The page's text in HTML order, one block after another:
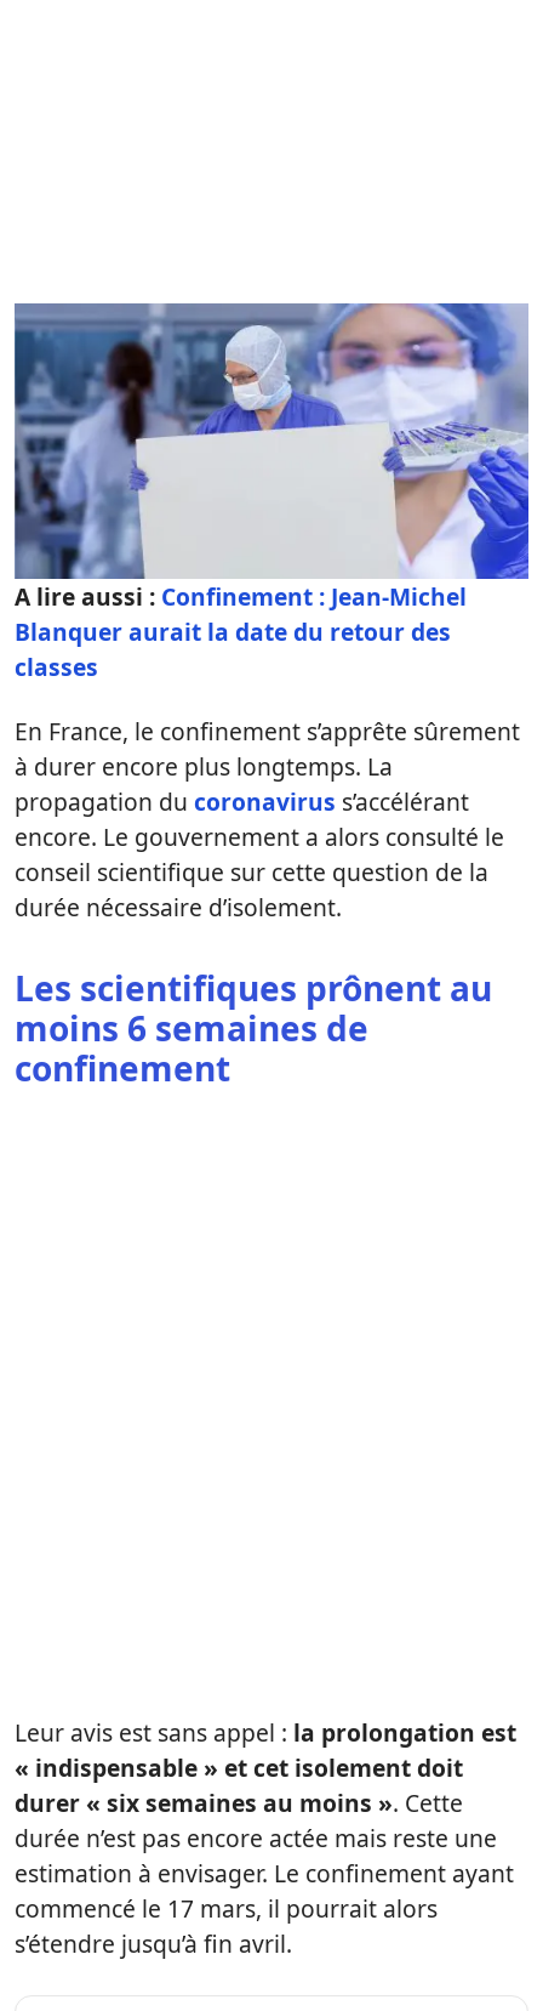
A lire aussi : Confinement : Jean-Michel
Blanquer aurait la date du retour des
classes
En France, le confinement s’apprête sûrement
à durer encore plus longtemps. La
propagation du coronavirus s’accélérant
encore. Le gouvernement a alors consulté le
conseil scientifique sur cette question de la
durée nécessaire d’isolement.
Les scientifiques prônent au
moins 6 semaines de
confinement
Leur avis est sans appel : la prolongation est
« indispensable » et cet isolement doit
durer « six semaines au moins ». Cette
durée n’est pas encore actée mais reste une
estimation à envisager. Le confinement ayant
commencé le 17 mars, il pourrait alors
s’étendre jusqu’à fin avril.